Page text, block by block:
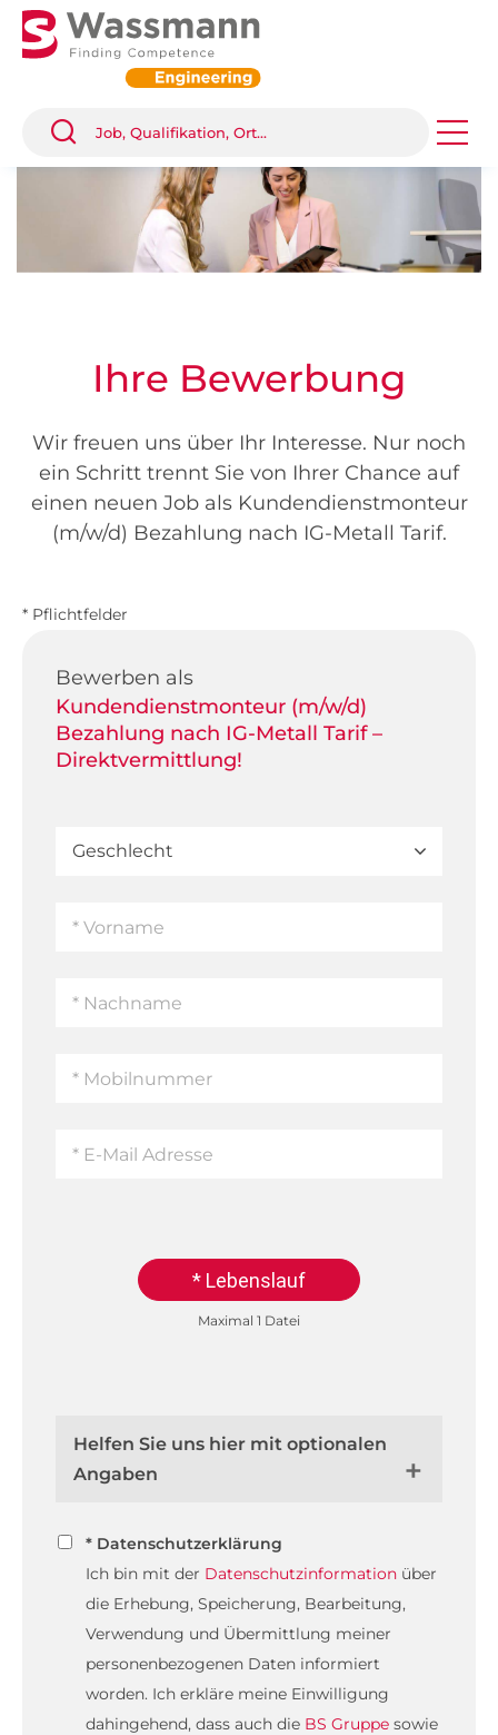
Ihre Bewerbung
Wir freuen uns über Ihr Interesse. Nur noch
ein Schritt trennt Sie von Ihrer Chance auf
einen neuen Job als Kundendienstmonteur
(m/w/d) Bezahlung nach IG-Metall Tarif.
* Pflichtfelder
Bewerben als
Kundendienstmonteur (m/w/d)
Bezahlung nach IG-Metall Tarif –
Direktvermittlung!
* Lebenslauf
Maximal 1 Datei
Helfen Sie uns hier mit optionalen
Angaben
* Datenschutzerklärung
Ich bin mit der Datenschutzinformation über
die Erhebung, Speicherung, Bearbeitung,
Verwendung und Übermittlung meiner
personenbezogenen Daten informiert
worden. Ich erkläre meine Einwilligung
dahingehend, dass auch die BS Gruppe sowie